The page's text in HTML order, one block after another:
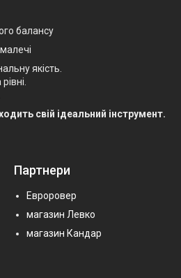
балансу
якість.
свій ідеальний інструмент.
Партнери
Евроровер
магазин Левко
магазин Кандар